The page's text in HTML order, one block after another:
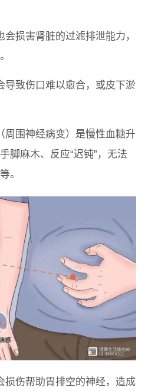
损害肾脏的过滤排泄能力，
导致伤口难以愈合，或皮下淤
周围神经病变）是慢性血糖升
脚麻木、反应“迟钝”，无法
。
损伤帮助胃排空的神经，造成